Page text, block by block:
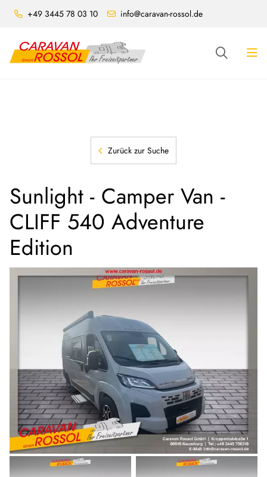
+49 3445 78 03 10 info@caravan-rossol.de
Zurück zur Suche
Sunlight - Camper Van -
CLIFF 540 Adventure
Edition